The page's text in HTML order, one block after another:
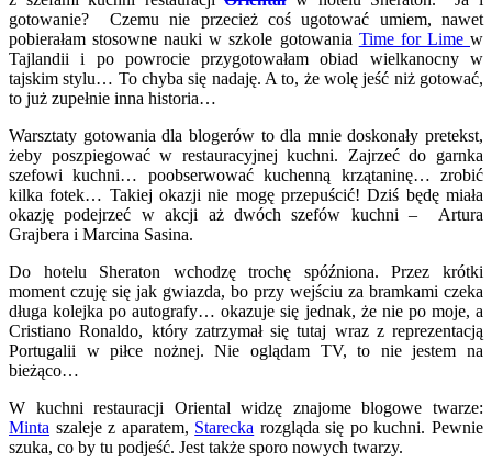
gotowanie? Czemu nie przecież coś ugotować umiem, nawet
pobierałam stosowne nauki w szkole gotowania Time for Limew
Tajlandii i po powrocie przygotowałam obiad wielkanocny w
tajskim stylu… To chyba się nadaję. A to, że wolę jeść niż gotować,
to już zupełnie inna historia…
Warsztaty gotowania dla blogerów to dla mnie doskonały pretekst,
żeby poszpiegować w restauracyjnej kuchni. Zajrzeć do garnka
szefowi kuchni… poobserwować kuchenną krzątaninę… zrobić
kilka fotek… Takiej okazji nie mogę przepuścić! Dziś będę miała
okazję podejrzeć w akcji aż dwóch szefów kuchni – Artura
Grajbera i Marcina Sasina.
Do hotelu Sheraton wchodzę trochę spóźniona. Przez krótki
moment czuję się jak gwiazda, bo przy wejściu za bramkami czeka
długa kolejka po autografy… okazuje się jednak, że nie po moje, a
Cristiano Ronaldo, który zatrzymał się tutaj wraz z reprezentacją
Portugalii w piłce nożnej. Nie oglądam TV, to nie jestem na
bieżąco…
W kuchni restauracji Oriental widzę znajome blogowe twarze:
Minta szaleje z aparatem, Starecka rozgląda się po kuchni. Pewnie
szuka, co by tu podjeść. Jest także sporo nowych twarzy.